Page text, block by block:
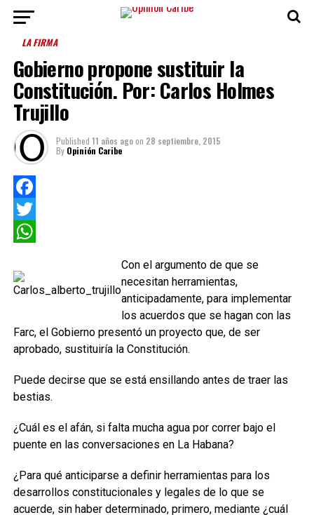
LA FIRMA
Gobierno propone sustituir la
Constitución. Por: Carlos Holmes
Trujillo
Published 11 años agoon 28 septiembre, 2015
By Opinión Caribe
Facebook
Twitter
Con el argumento de que se
necesitan herramientas,
anticipadamente, para implementar
los acuerdos que se hagan con las
Farc, el Gobierno presentó un proyecto que, de ser
aprobado, sustituiría la Constitución.
Puede decirse que se está ensillando antes de traer las
bestias.
¿Cuál es el afán, si falta mucha agua por correr bajo el
puente en las conversaciones en La Habana?
¿Para qué anticiparse a definir herramientas para los
desarrollos constitucionales y legales de lo que se
acuerde, sin haber determinado, primero, mediante ¿cuál